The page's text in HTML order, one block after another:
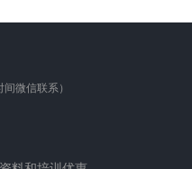
微信联系）